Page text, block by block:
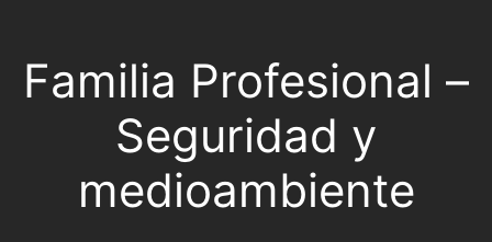
Familia Profesional –
Seguridad y
medioambiente